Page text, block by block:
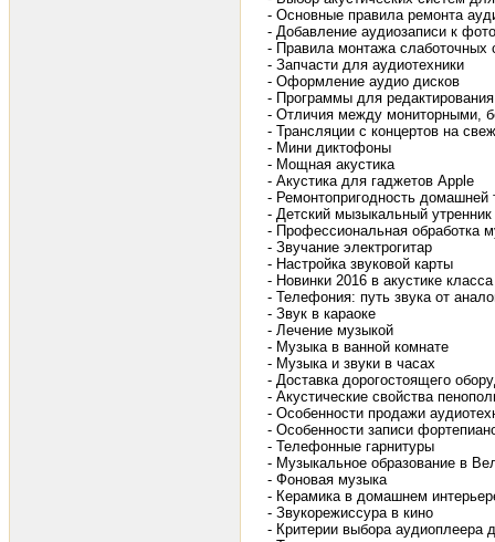
- Основные правила ремонта
- Добавление аудиозаписи к
- Правила монтажа слаботочных
- Запчасти для аудиотехники
- Оформление аудио дисков
- Программы для
- Отличия между мониторными,
- Трансляции с концертов на
- Мини диктофоны
- Мощная акустика
- Акустика для гаджетов Apple
- Ремонтопригодность домашней
- Детский мызыкальный утренник
- Профессиональная обработка
- Звучание электрогитар
- Настройка звуковой карты
- Новинки 2016 в акустике
- Телефония: путь звука от
- Звук в караоке
- Лечение музыкой
- Музыка в ванной комнате
- Музыка и звуки в часах
- Доставка дорогостоящего
- Акустические свойства
- Особенности продажи
- Особенности записи
- Телефонные гарнитуры
- Музыкальное образование в
- Фоновая музыка
- Керамика в домашнем
- Звукорежиссура в кино
- Критерии выбора аудиоплеера